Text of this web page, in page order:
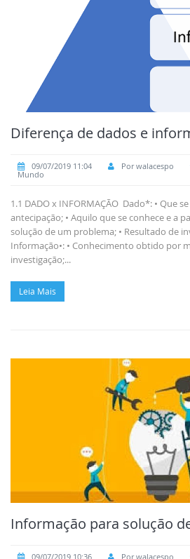
Diferença de dados e
09/07/2019 11:04 Por walacespo
Mundo
1.1 DADO x INFORMAÇÃO Dado*: • Que
antecipação; • Aquilo que se conhece e a
solução de um problema; • Resultado de
Informação•: • Conhecimento obtido por
investigação;...
Leia Mais
Informação para solução
09/07/2019 10:36 Por walacespo